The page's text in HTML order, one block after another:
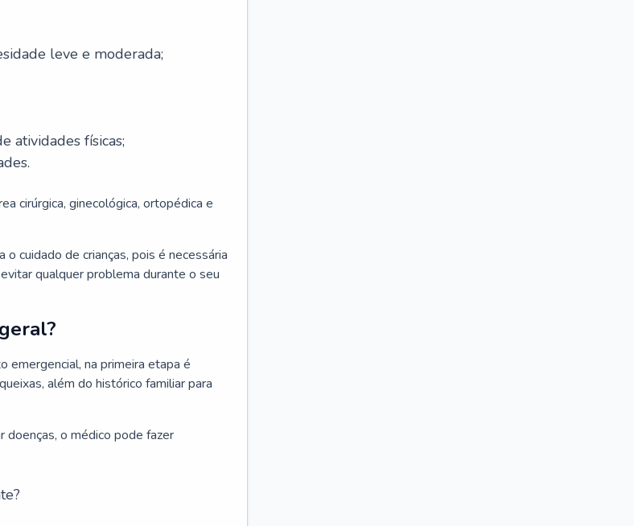
leve e moderada;
atividades físicas;
cirúrgica, ginecológica, ortopédica e
cuidado de crianças, pois é necessária
qualquer problema durante o seu
emergencial, na primeira etapa é
além do histórico familiar para
doenças, o médico pode fazer